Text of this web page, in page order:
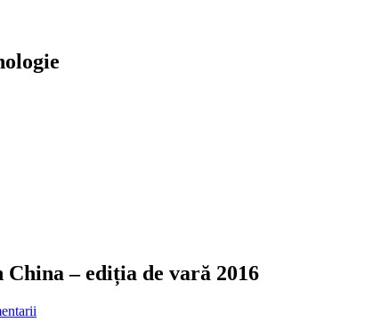
– ediția de vară 2016